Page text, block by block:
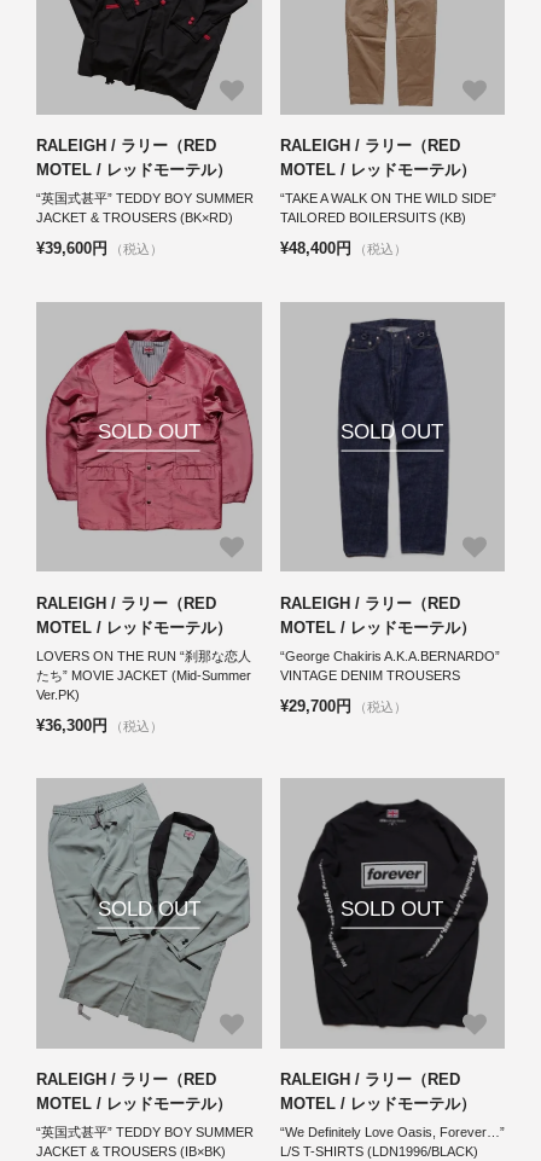
RALEIGH / ラリー（RED
MOTEL / レッドモーテル）
“英国式甚平” TEDDY BOY SUMMER
JACKET & TROUSERS (BK×RD)
¥39,600円 （税込）
RALEIGH / ラリー（RED
MOTEL / レッドモーテル）
“TAKE A WALK ON THE WILD SIDE”
TAILORED BOILERSUITS (KB)
¥48,400円 （税込）
SOLD OUT
RALEIGH / ラリー（RED
MOTEL / レッドモーテル）
LOVERS ON THE RUN “刹那な恋人
たち” MOVIE JACKET (Mid-Summer
Ver.PK)
¥36,300円 （税込）
SOLD OUT
RALEIGH / ラリー（RED
MOTEL / レッドモーテル）
“George Chakiris A.K.A.BERNARDO”
VINTAGE DENIM TROUSERS
¥29,700円 （税込）
SOLD OUT
RALEIGH / ラリー（RED
MOTEL / レッドモーテル）
“英国式甚平” TEDDY BOY SUMMER
JACKET & TROUSERS (IB×BK)
SOLD OUT
RALEIGH / ラリー（RED
MOTEL / レッドモーテル）
“We Definitely Love Oasis, Forever…”
L/S T-SHIRTS (LDN1996/BLACK)